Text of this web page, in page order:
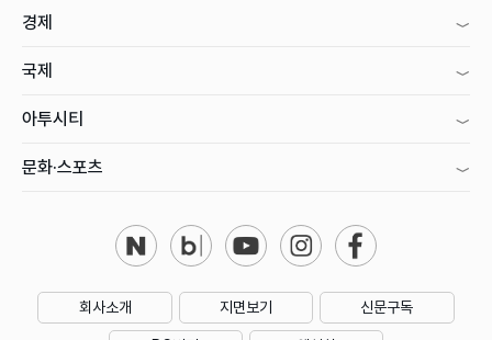
경제
국제
아투시티
문화·스포츠
회사소개 지면보기 신문구독